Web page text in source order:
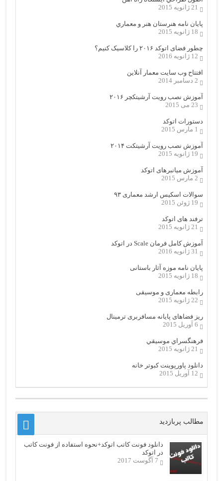
21 ژانویه 2015
پایان نامه هنرستان هنر و معماري
18 ژانویه 2015
چطور فضای اتوکد ۲۰۱۶ را کلاسیک کنیم؟
12 ژانویه 2016
افتتاح وب سایت معمار آنلاین
2 دسامبر 2014
آموزش نصب رویت آرشیتکچر ۲۰۱۶
23 می 2015
دستورات اتوکد
1 مارس 2015
آموزش نصب رویت آرشیتکت ۲۰۱۴
19 ژانویه 2015
آموزش میانبرهای اتوکد
2 مارس 2015
سوالات اسکیس ارشد معماری ۹۳
19 ژوئن 2015
ترفند های اتوکد
21 ژانویه 2015
آموزش کامل فرمان Scale در اتوکد
31 ژانویه 2016
پایان نامه موزه آثار باستانی
18 ژانویه 2015
رابطه معماری و موسیقی
22 ژانویه 2015
ریز فضاهای پایانه مسافربری ترمینال
6 آوریل 2015
فرهنگسراي موسيقي
21 ژانویه 2015
دانلود پاورپوینت کبوتر خانه
12 آوریل 2015
مطالب پربازدید
دانلود فونت کاتب اتوکد+نحوه استفاده از فونت کاتب
در اتوکد
7 آگوست 2017